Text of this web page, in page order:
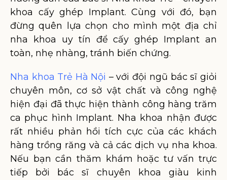
khoa cấy ghép Implant. Cùng với đó, bạn
đừng quên lựa chọn cho mình một địa chỉ
nha khoa uy tín để cấy ghép Implant an
toàn, nhẹ nhàng, tránh biến chứng.
Nha khoa Trẻ Hà Nội – với đội ngũ bác sĩ giỏi
chuyên môn, cơ sở vật chất và công nghệ
hiện đại đã thực hiện thành công hàng trăm
ca phục hình Implant. Nha khoa nhận được
rất nhiều phản hồi tích cực của các khách
hàng trồng răng và cả các dịch vụ nha khoa.
Nếu bạn cần thăm khám hoặc tư vấn trực
tiếp bởi bác sĩ chuyên khoa giàu kinh